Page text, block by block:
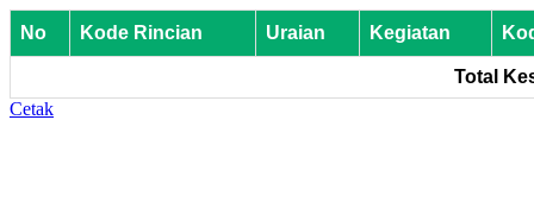
No Kode Rincian Uraian Kegiatan
Total
Cetak